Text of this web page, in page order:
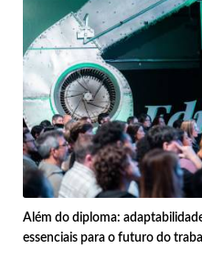
Além do diploma:
essenciais para o futuro do